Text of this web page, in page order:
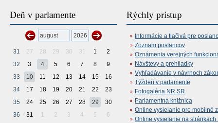
Deň v parlamente
31 27 28 29 30 31 1
2
32
3 4 5 6 7 8
9
33
10 11 12 13 14 15
16
34
17 18 19 20 21 22
23
35
24 25 26 27 28 29
30
36
31 1 2 3 4 5 6
Rýchly prístup
Informácie a tlačivá pre
Zoznam poslancov
Oznámenia verejných
Návštevy a prehliadky
Vyhľadávanie v návrhoch
Týždeň v parlamente
Fotogaléria NR SR
Parlamentná knižnica
Online vysielanie pre mobilné
Online vysielanie na stránkach